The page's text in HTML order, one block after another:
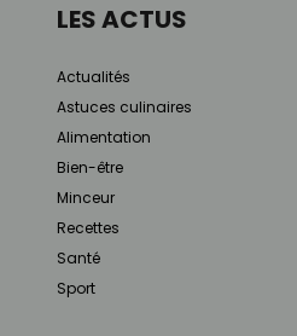
LES ACTUS
Actualités
Astuces culinaires
Alimentation
Bien-être
Minceur
Recettes
Santé
Sport